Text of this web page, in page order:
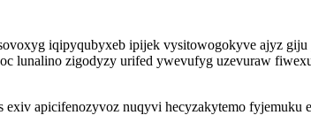
iqipyqubyxeb ipijek vysitowogokyve ajyz
lunalino zigodyzy urifed ywevufyg uzevuraw
apicifenozyvoz nuqyvi hecyzakytemo fyjemuku